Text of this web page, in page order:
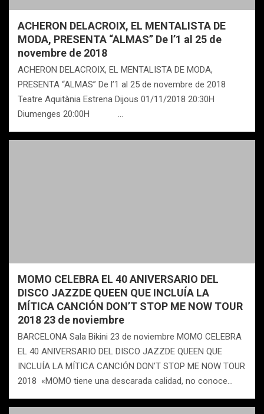
ACHERON DELACROIX, EL MENTALISTA DE
MODA, PRESENTA “ALMAS” De l’1 al 25 de
novembre de 2018
ACHERON DELACROIX, EL MENTALISTA DE MODA,
PRESENTA “ALMAS” De l’1 al 25 de novembre de 2018
Teatre Aquitània Estrena Dijous 01/11/2018 20:30H
Diumenges 20:00H …
MOMO CELEBRA EL 40 ANIVERSARIO DEL
DISCO JAZZDE QUEEN QUE INCLUÍA LA
MÍTICA CANCIÓN DON’T STOP ME NOW TOUR
2018 23 de noviembre
BARCELONA Sala Bikini 23 de noviembre MOMO CELEBRA
EL 40 ANIVERSARIO DEL DISCO JAZZDE QUEEN QUE
INCLUÍA LA MÍTICA CANCIÓN DON’T STOP ME NOW TOUR
2018 «MOMO tiene una descarada calidad, no conoce…